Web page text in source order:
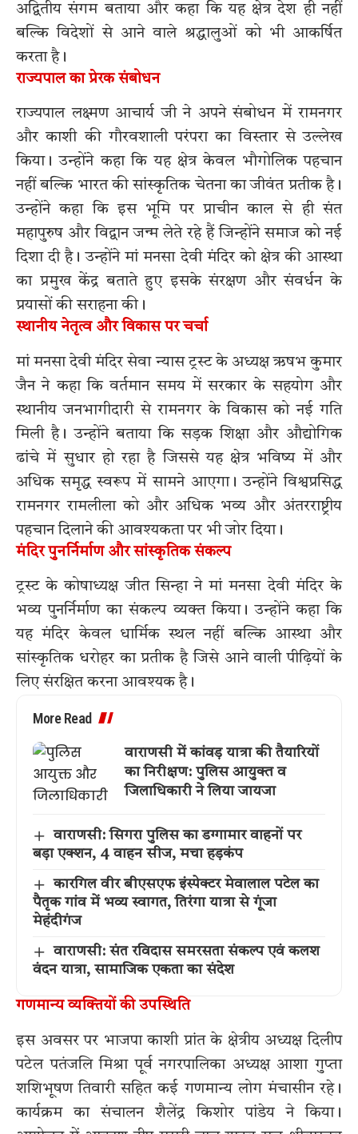
अद्वितीय संगम बताया और कहा कि यह क्षेत्र देश ही नहीं
बल्कि विदेशों से आने वाले श्रद्धालुओं को भी आकर्षित
करता है।
राज्यपाल का प्रेरक संबोधन
राज्यपाल लक्ष्मण आचार्य जी ने अपने संबोधन में रामनगर
और काशी की गौरवशाली परंपरा का विस्तार से उल्लेख
किया। उन्होंने कहा कि यह क्षेत्र केवल भौगोलिक पहचान
नहीं बल्कि भारत की सांस्कृतिक चेतना का जीवंत प्रतीक है।
उन्होंने कहा कि इस भूमि पर प्राचीन काल से ही संत
महापुरुष और विद्वान जन्म लेते रहे हैं जिन्होंने समाज को नई
दिशा दी है। उन्होंने मां मनसा देवी मंदिर को क्षेत्र की आस्था
का प्रमुख केंद्र बताते हुए इसके संरक्षण और संवर्धन के
प्रयासों की सराहना की।
स्थानीय नेतृत्व और विकास पर चर्चा
मां मनसा देवी मंदिर सेवा न्यास ट्रस्ट के अध्यक्ष ऋषभ कुमार
जैन ने कहा कि वर्तमान समय में सरकार के सहयोग और
स्थानीय जनभागीदारी से रामनगर के विकास को नई गति
मिली है। उन्होंने बताया कि सड़क शिक्षा और औद्योगिक
ढांचे में सुधार हो रहा है जिससे यह क्षेत्र भविष्य में और
अधिक समृद्ध स्वरूप में सामने आएगा। उन्होंने विश्वप्रसिद्ध
रामनगर रामलीला को और अधिक भव्य और अंतरराष्ट्रीय
पहचान दिलाने की आवश्यकता पर भी जोर दिया।
मंदिर पुनर्निर्माण और सांस्कृतिक संकल्प
ट्रस्ट के कोषाध्यक्ष जीत सिन्हा ने मां मनसा देवी मंदिर के
भव्य पुनर्निर्माण का संकल्प व्यक्त किया। उन्होंने कहा कि
यह मंदिर केवल धार्मिक स्थल नहीं बल्कि आस्था और
सांस्कृतिक धरोहर का प्रतीक है जिसे आने वाली पीढ़ियों के
लिए संरक्षित करना आवश्यक है।
More Read
वाराणसी में कांवड़ यात्रा की तैयारियों
का निरीक्षण: पुलिस आयुक्त व
जिलाधिकारी ने लिया जायजा
वाराणसी: सिगरा पुलिस का डग्गामार वाहनों पर
बड़ा एक्शन, 4 वाहन सीज, मचा हड़कंप
कारगिल वीर बीएसएफ इंस्पेक्टर मेवालाल पटेल का
पैतृक गांव में भव्य स्वागत, तिरंगा यात्रा से गूंजा
मेहंदीगंज
वाराणसी: संत रविदास समरसता संकल्प एवं कलश
वंदन यात्रा, सामाजिक एकता का संदेश
गणमान्य व्यक्तियों की उपस्थिति
इस अवसर पर भाजपा काशी प्रांत के क्षेत्रीय अध्यक्ष दिलीप
पटेल पतंजलि मिश्रा पूर्व नगरपालिका अध्यक्ष आशा गुप्ता
शशिभूषण तिवारी सहित कई गणमान्य लोग मंचासीन रहे।
कार्यक्रम का संचालन शैलेंद्र किशोर पांडेय ने किया।